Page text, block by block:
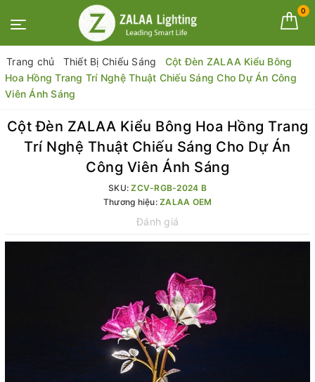
0
Trang chủ Thiết Bị Chiếu Sáng
Cột Đèn ZALAA Kiểu Bông
Hoa Hồng Trang Trí Nghệ Thuật Chiếu Sáng Cho Dự Án Công
Viên Ánh Sáng
Cột Đèn ZALAA Kiểu Bông Hoa Hồng Trang
Trí Nghệ Thuật Chiếu Sáng Cho Dự Án
Công Viên Ánh Sáng
SKU:ZCV-RGB-2024 B
Thương hiệu: ZALAA OEM
Đánh giá